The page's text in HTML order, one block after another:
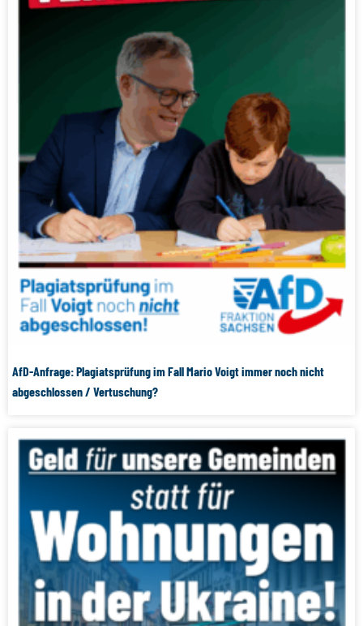
AfD-Anfrage: Plagiatsprüfung im Fall Mario Voigt immer noch nicht
abgeschlossen / Vertuschung?